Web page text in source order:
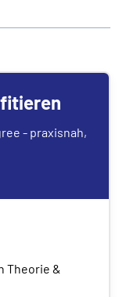
- praxisnah,
Theorie &